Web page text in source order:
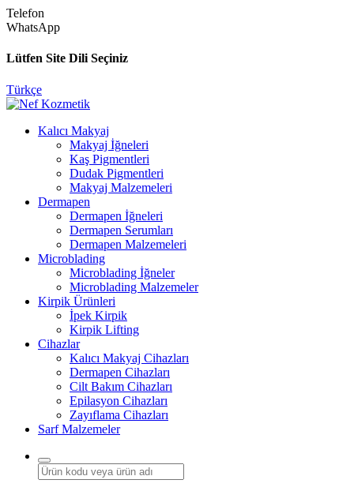
Telefon
WhatsApp
Lütfen Site Dili Seçiniz
Türkçe
Kalıcı Makyaj
Makyaj İğneleri
Kaş Pigmentleri
Dudak Pigmentleri
Makyaj Malzemeleri
Dermapen
Dermapen İğneleri
Dermapen Serumları
Dermapen Malzemeleri
Microblading
Microblading İğneler
Microblading Malzemeler
Kirpik Ürünleri
İpek Kirpik
Kirpik Lifting
Cihazlar
Kalıcı Makyaj Cihazları
Dermapen Cihazları
Cilt Bakım Cihazları
Epilasyon Cihazları
Zayıflama Cihazları
Sarf Malzemeler